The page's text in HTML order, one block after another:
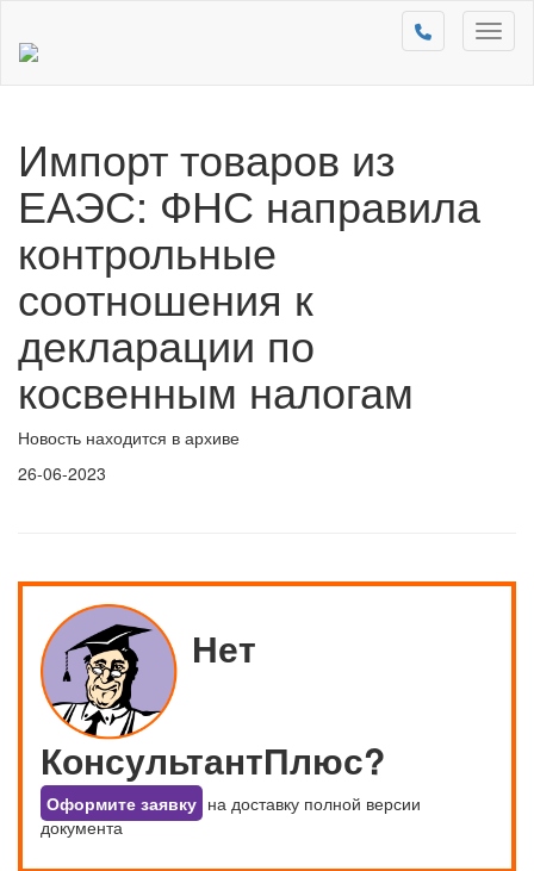
Импорт товаров из
ЕАЭС: ФНС направила
контрольные
соотношения к
декларации по
косвенным налогам
Новость находится в архиве
26-06-2023
Нет
КонсультантПлюс?
Оформите заявку на доставку полной версии
документа